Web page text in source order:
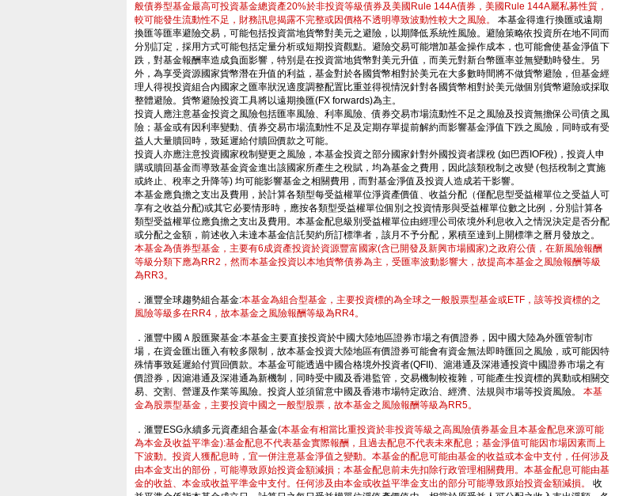
般債券型基金最高可投資基金總資產20%於非投資等級債券及美國Rule 144A債券，美國Rule 144A屬私募性質，
較可能發生流動性不足，財務訊息揭露不完整或因價格不透明導致波動性較大之風險。
本基金得進行換匯或遠期
換匯等匯率避險交易，可能包括投資當地貨幣對美元之避險，以期降低系統性風險。避險策略依投資所在地不同而
分別訂定，採用方式可能包括定量分析或短期投資觀點。避險交易可能增加基金操作成本，也可能會使基金淨值下
跌，對基金報酬率造成負面影響，特別是在投資當地貨幣對美元升值，而美元對新台幣匯率並無變動時發生。另
外，為享受資源國家貨幣潛在升值的利益，基金對於各國貨幣相對於美元在大多數時間將不做貨幣避險，但基金經
理人得視投資組合內國家之匯率狀況適度調整配置比重並得視情況針對各國貨幣相對於美元做個別貨幣避險或採取
整體避險。貨幣避險投資工具將以遠期換匯(FX forwards)為主。
投資人應注意基金投資之風險包括匯率風險、利率風險、債券交易市場流動性不足之風險及投資無擔保公司債之風
險；基金或有因利率變動、債券交易市場流動性不足及定期存單提前解約而影響基金淨值下跌之風險，同時或有受
益人大量贖回時，致延遲給付贖回價款之可能。
投資人亦應注意投資國家稅制變更之風險，本基金投資之部分國家針對外國投資者課稅 (如巴西IOF稅)，投資人申
購或贖回基金而導致基金資金進出該國家所產生之稅賦，均為基金之費用，因此該類稅制之改變 (包括稅制之實施
或終止、稅率之升降等) 均可能影響基金之相關費用，而對基金淨值及投資人造成若干影響。
本基金應負擔之支出及費用，於計算各類型每受益權單位淨資產價值、收益分配（僅配息型受益權單位之受益人可
享有之收益分配)或其它必要情形時，應按各類型受益權單位個別之投資情形與受益權單位數之比例，分別計算各
類型受益權單位應負擔之支出及費用。本基金配息級別受益權單位由經理公司依境外利息收入之情況決定是否分配
或分配之金額，前述收入未達本基金信託契約所訂標準者，該月不予分配，累積至達到上開標準之曆月發放之。
本基金為債券型基金，主要有6成資產投資於資源豐富國家(含已開發及新興市場國家)之政府公債，在新風險報酬
等級分類下應為RR2，然而本基金投資以本地貨幣債券為主，受匯率波動影響大，故提高本基金之風險報酬等級
為RR3。
．滙豐全球趨勢組合基金:本基金為組合型基金，主要投資標的為全球之一般股票型基金或ETF，該等投資標的之
風險等級多在RR4，故本基金之風險報酬等級為RR4。
．滙豐中國Ａ股匯聚基金:本基金主要直接投資於中國大陸地區證券市場之有價證券，因中國大陸為外匯管制市
場，在資金匯出匯入有較多限制，故本基金投資大陸地區有價證券可能會有資金無法即時匯回之風險，或可能因特
殊情事致延遲給付買回價款。本基金可能透過中國合格境外投資者(QFII)、滬港通及深港通投資中國證券市場之有
價證券，因滬港通及深港通為新機制，同時受中國及香港監管，交易機制較複雜，可能產生投資標的異動或相關交
易、交割、營運及作業等風險。投資人並須留意中國及香港巿場特定政治、經濟、法規與巿場等投資風險。 本基
金為股票型基金，主要投資中國之一般型股票，故本基金之風險報酬等級為RR5。
．滙豐ESG永續多元資產組合基金(本基金有相當比重投資於非投資等級之高風險債券基金且本基金配息來源可能
為本金及收益平準金):基金配息不代表基金實際報酬，且過去配息不代表未來配息；基金淨值可能因市場因素而上
下波動。投資人獲配息時，宜一併注意基金淨值之變動。本基金的配息可能由基金的收益或本金中支付，任何涉及
由本金支出的部份，可能導致原始投資金額減損；本基金配息前未先扣除行政管理相關費用。本基金配息可能由基
金的收益、本金或收益平準金中支付。任何涉及由本金或收益平準金支出的部分可能導致原始投資金額減損。
收